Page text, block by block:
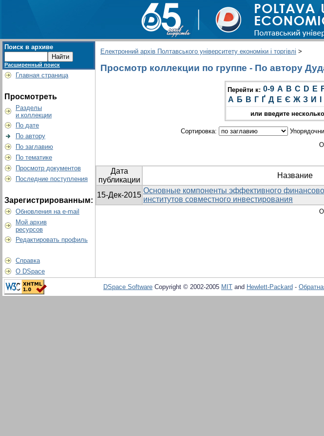
Поиск в архиве
Расширенный поиск
Главная страница
Просмотреть
Разделы
и коллекции
По дате
По автору
По заглавию
По тематике
Просмотр документов
Последние поступления
Зарегистрированным:
Обновления на e-mail
Мой архив
ресурсов
Редактировать профиль
Справка
О DSpace
Електронний архів Полтавського університету економіки і торгівлі >
Просмотр коллекции по группе - По автору
Перейти к: 0-9 A B C D E
А Б В Г Ґ Д Е Є Ж З И
или введите
Сортировка:
Дата
публикации
Название
15-Дек-2015
Основные компоненты эффективного
институтов совместного инвестирования
DSpace Software Copyright © 2002-2005 MIT and Hewlett-Packard -